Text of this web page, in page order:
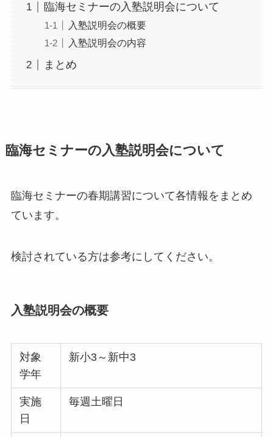
臨海セミナーの入塾説明会について
入塾説明会の概要
入塾説明会の内容
まとめ
臨海セミナーの入塾説明会について
臨海セミナーの春期講習について各情報をまとめ
ています。
検討されている方は参考にしてください。
入塾説明会の概要
対象
学年
新小3～新中3
実施
日
毎週土曜日